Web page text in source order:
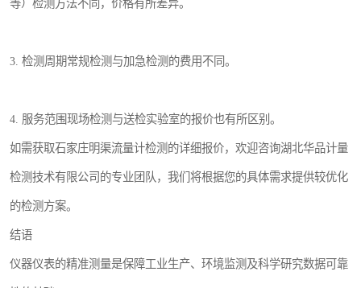
等）检测方法不同，价格有所差异。
3. 检测周期常规检测与加急检测的费用不同。
4. 服务范围现场检测与送检实验室的报价也有所区别。
如需获取石家庄明渠流量计检测的详细报价，欢迎咨询湖北华品计量
检测技术有限公司的专业团队，我们将根据您的具体需求提供较优化
的检测方案。
结语
仪器仪表的精准测量是保障工业生产、环境监测及科学研究数据可靠